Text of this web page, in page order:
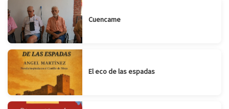
Cuencame
El eco de las espadas